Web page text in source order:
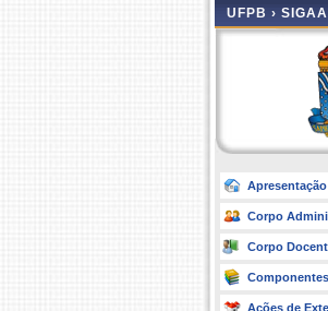
UFPB ›
Apresentação
Corpo
Corpo
Ações de